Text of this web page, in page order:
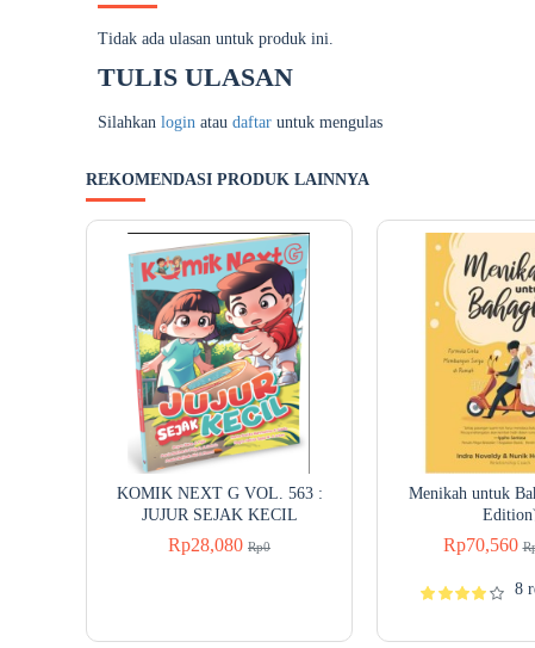
Tidak ada ulasan untuk produk ini.
TULIS ULASAN
Silahkan login atau daftar untuk mengulas
REKOMENDASI PRODUK LAINNYA
KOMIK NEXT G VOL. 563 :
JUJUR SEJAK KECIL
Rp28,080 Rp0
Menikah untuk
Rp70,560
8